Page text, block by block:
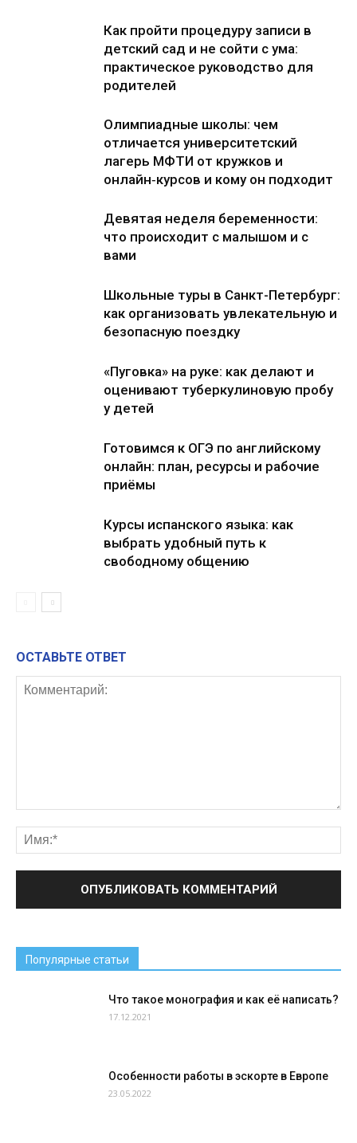
Как пройти процедуру записи в
детский сад и не сойти с ума:
практическое руководство для
родителей
Олимпиадные школы: чем
отличается университетский
лагерь МФТИ от кружков и
онлайн‑курсов и кому он подходит
Девятая неделя беременности:
что происходит с малышом и с
вами
Школьные туры в Санкт-Петербург:
как организовать увлекательную и
безопасную поездку
«Пуговка» на руке: как делают и
оценивают туберкулиновую пробу
у детей
Готовимся к ОГЭ по английскому
онлайн: план, ресурсы и рабочие
приёмы
Курсы испанского языка: как
выбрать удобный путь к
свободному общению
ОСТАВЬТЕ ОТВЕТ
Популярные статьи
Что такое монография и как её написать?
17.12.2021
Особенности работы в эскорте в Европе
23.05.2022